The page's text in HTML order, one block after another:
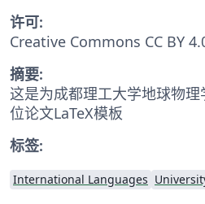
许可:
Creative Commons CC BY
摘要:
这是为成都理工大学地球物
位论文LaTeX模板
标签:
International Languages